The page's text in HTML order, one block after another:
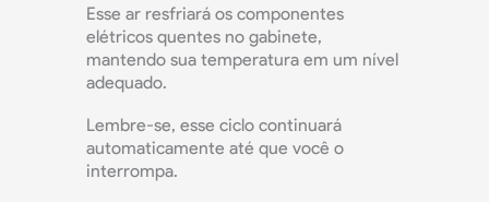
Esse ar resfriará os componentes
elétricos quentes no gabinete,
mantendo sua temperatura em um nível
adequado.
Lembre-se, esse ciclo continuará
automaticamente até que você o
interrompa.